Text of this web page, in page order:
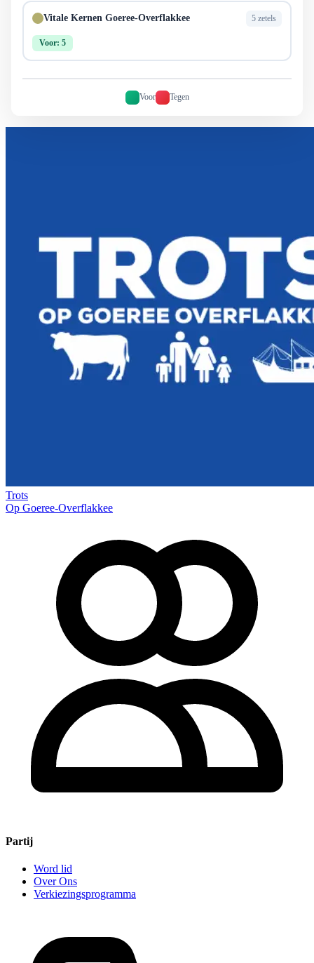
Vitale Kernen Goeree-Overflakkee 5 zetels
Voor: 5
Voor Tegen
Trots
Op Goeree-Overflakkee
Partij
Word lid
Over Ons
Verkiezingsprogramma